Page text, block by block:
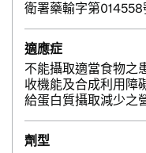
衛署藥輸字第014558
適應症
不能攝取適當食物之
收機能及合成利用障
給蛋白質攝取減少之
劑型